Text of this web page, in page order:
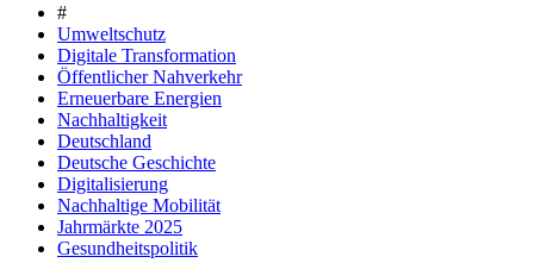
#
Umweltschutz
Digitale Transformation
Öffentlicher Nahverkehr
Erneuerbare Energien
Nachhaltigkeit
Deutschland
Deutsche Geschichte
Digitalisierung
Nachhaltige Mobilität
Jahrmärkte 2025
Gesundheitspolitik